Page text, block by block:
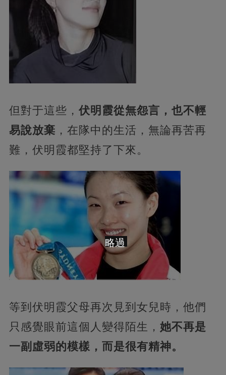
但對于這些， 伏明霞從無怨言，也不輕
易說放棄 ，在隊中的生活，無論再苦再
難，伏明霞都堅持了下來。
等到伏明霞父母再次見到女兒時，他們
只感覺眼前這個人變得陌生， 她不再是
一副虛弱的模樣，而是很有精神。
略過